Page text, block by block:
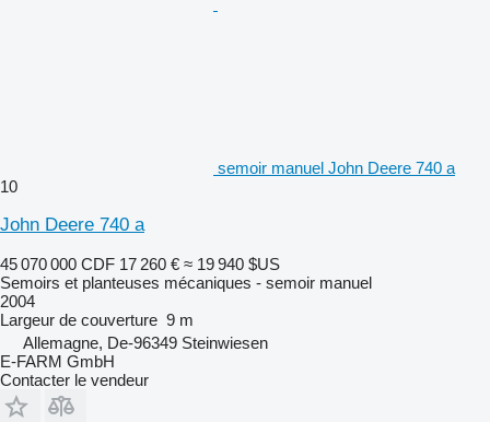
semoir manuel John Deere 740 a
10
John Deere 740 a
45 070 000 CDF 17 260 € ≈ 19 940 $US
Semoirs et planteuses mécaniques - semoir manuel
2004
Largeur de couverture 9 m
Allemagne, De-96349 Steinwiesen
E-FARM GmbH
Contacter le vendeur